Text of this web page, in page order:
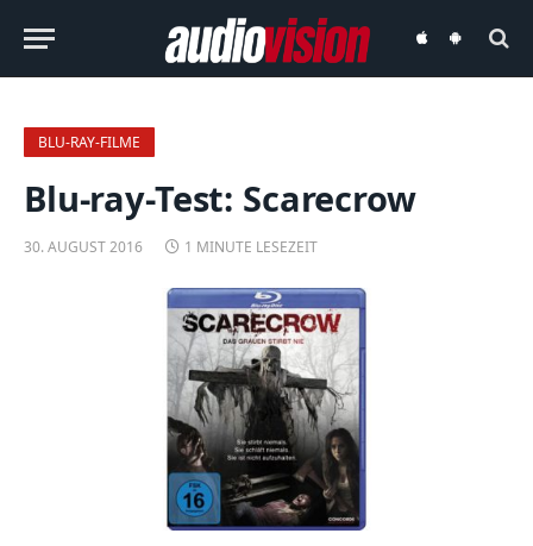
audiovisionaudiovision
BLU-RAY-FILME
Blu-ray-Test: Scarecrow
30. AUGUST 2016 1 MINUTE LESEZEIT